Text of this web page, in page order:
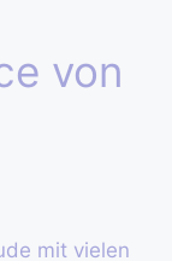
von